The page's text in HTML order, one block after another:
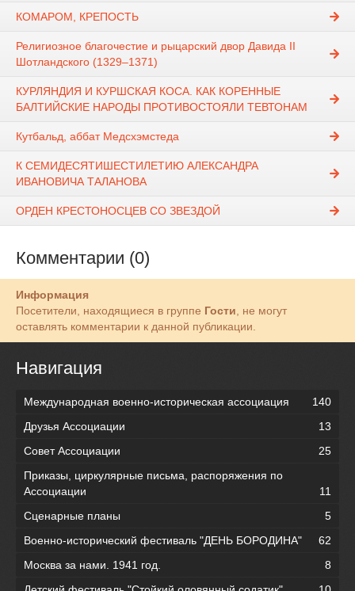
КОМАРОМ, КРЕПОСТЬ
Религиозное благочестие и рыцарский двор Давида II
Шотландского (1329–1371)
КУРЛЯНДИЯ И КУРШСКАЯ КОСА. КАК КОРЕННЫЕ
БАЛТИЙСКИЕ НАРОДЫ ПРОТИВОСТОЯЛИ ТЕВТОНАМ
Кутбальд, аббат Медсхэмстеда
К СЕМИДЕСЯТИШЕСТИЛЕТИЮ АЛЕКСАНДРА
ИВАНОВИЧА ТАЛАНОВА
ОРДЕН КРЕСТОНОСЦЕВ СО ЗВЕЗДОЙ
Комментарии (0)
Информация
Посетители, находящиеся в группе Гости, не могут
оставлять комментарии к данной публикации.
Навигация
Международная военно-историческая ассоциация
140
Друзья Ассоциации
13
Совет Ассоциации
25
Приказы, циркулярные письма, распоряжения по
Ассоциации
11
Сценарные планы
5
Военно-исторический фестиваль "ДЕНЬ БОРОДИНА"
62
Москва за нами. 1941 год.
8